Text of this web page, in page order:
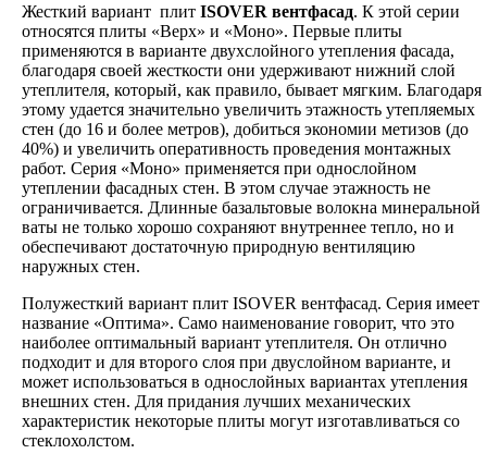
Жесткий вариант плит ISOVER вентфасад. К этой серии
относятся плиты «Верх» и «Моно». Первые плиты
применяются в варианте двухслойного утепления фасада,
благодаря своей жесткости они удерживают нижний слой
утеплителя, который, как правило, бывает мягким. Благодаря
этому удается значительно увеличить этажность утепляемых
стен (до 16 и более метров), добиться экономии метизов (до
40%) и увеличить оперативность проведения монтажных
работ. Серия «Моно» применяется при однослойном
утеплении фасадных стен. В этом случае этажность не
ограничивается. Длинные базальтовые волокна минеральной
ваты не только хорошо сохраняют внутреннее тепло, но и
обеспечивают достаточную природную вентиляцию
наружных стен.
Полужесткий вариант плит ISOVER вентфасад. Серия имеет
название «Оптима». Само наименование говорит, что это
наиболее оптимальный вариант утеплителя. Он отлично
подходит и для второго слоя при двуслойном варианте, и
может использоваться в однослойных вариантах утепления
внешних стен. Для придания лучших механических
характеристик некоторые плиты могут изготавливаться со
стеклохолстом.